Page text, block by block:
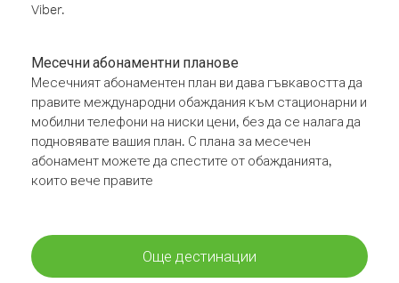
Viber.
Месечни абонаментни планове
Месечният абонаментен план ви дава гъвкавостта да
правите международни обаждания към стационарни и
мобилни телефони на ниски цени, без да се налага да
подновявате вашия план. С плана за месечен
абонамент можете да спестите от обажданията,
които вече правите
Още дестинации